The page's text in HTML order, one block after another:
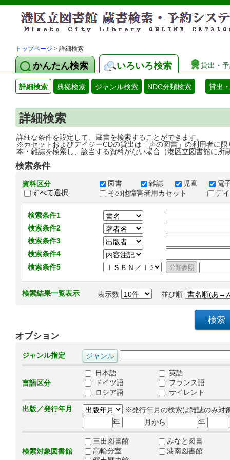
トップページ > 詳細検索
かんたん検索 いろいろ検索 貸出・
詳細検索 典拠検索 ジャンル検索 NDC分類検索 貸出
詳細検索
詳細な条件を設定して、蔵書を検索することができます。
※カセットおよびデイジーCDの貸出は「声の図書」の利用者に限
本・雑誌を検索し、該当する資料がない場合（港区立図書館に所
検索条件
資料区分
すべて選択
図書 雑誌 児童
電
その他障害者用カセット
デ
検索条件1
検索条件2
検索条件3
検索条件4
検索条件5
検索結果一覧表示 表示数 並び順
オプション
ジャンル指定
言語区分
日本語
英語
ドイツ語
フランス語
ロシア語
サイレント
出版／発行年月
※発行年月の検索は雑誌のみ対
年
月から 年
検索対象図書館
三田図書館
みなと図書
高輪分室
港南図書館